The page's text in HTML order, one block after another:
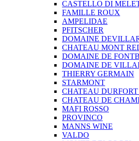
CASTELLO DI
FAMILLE ROUX
AMPELIDAE
PFITSCHER
DOMAINE
CHATEAU MONT
DOMAINE DE
DOMAINE DE
THIERRY GERMAIN
STARMONT
CHATEAU
CHATEAU DE
MAFI ROSSO
PROVINCO
MANNS WINE
VALDO